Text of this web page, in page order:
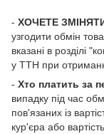
- ХОЧЕТЕ
узгодити обмін
вказані в розділі
у ТТН при
- Хто платить за
випадку під час
пов'язаних із
кур'єра або